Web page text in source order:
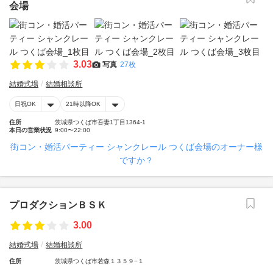
会場
3.03 写真 27枚
結婚式場 結婚相談所
日祝OK 21時以降OK
住所
茨城県つくば市吾妻1丁目1364-1
本日の営業状況 9:00〜22:00
街コン・婚活パーティー シャンクレール つくば会場のオーナー様
ですか？
プロダクションＢＳＫ
3.00
結婚式場 結婚相談所
住所 茨城県つくば市若森１３５９−１